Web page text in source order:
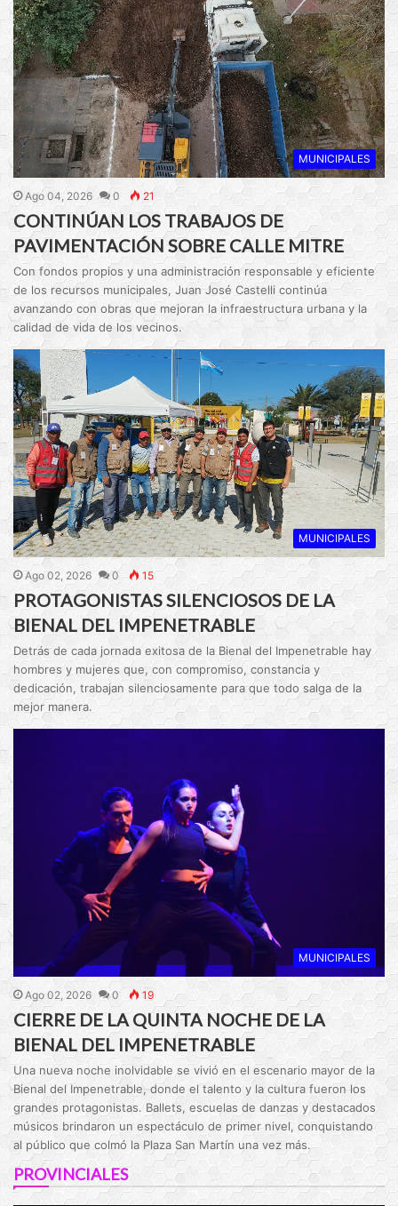
MUNICIPALES
Ago 04, 2026 0 21
CONTINÚAN LOS TRABAJOS DE
PAVIMENTACIÓN SOBRE CALLE MITRE
Con fondos propios y una administración responsable y eficiente
de los recursos municipales, Juan José Castelli continúa
avanzando con obras que mejoran la infraestructura urbana y la
calidad de vida de los vecinos.
MUNICIPALES
Ago 02, 2026 0 15
PROTAGONISTAS SILENCIOSOS DE LA
BIENAL DEL IMPENETRABLE
Detrás de cada jornada exitosa de la Bienal del Impenetrable hay
hombres y mujeres que, con compromiso, constancia y
dedicación, trabajan silenciosamente para que todo salga de la
mejor manera.
MUNICIPALES
Ago 02, 2026 0 19
CIERRE DE LA QUINTA NOCHE DE LA
BIENAL DEL IMPENETRABLE
Una nueva noche inolvidable se vivió en el escenario mayor de la
Bienal del Impenetrable, donde el talento y la cultura fueron los
grandes protagonistas. Ballets, escuelas de danzas y destacados
músicos brindaron un espectáculo de primer nivel, conquistando
al público que colmó la Plaza San Martín una vez más.
PROVINCIALES